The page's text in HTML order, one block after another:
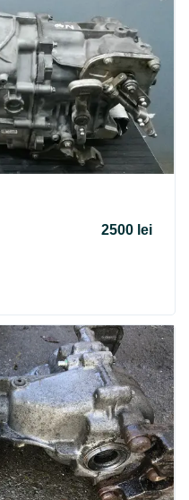
2500 lei